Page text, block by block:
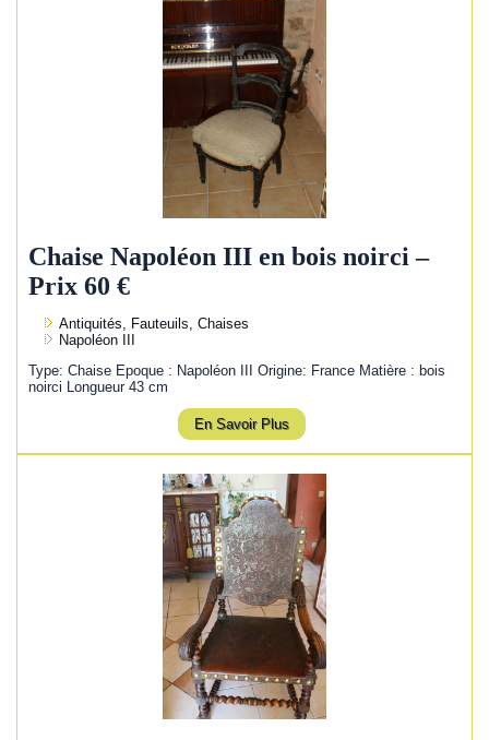
Chaise Napoléon III en bois noirci –
Prix 60 €
Antiquités, Fauteuils, Chaises
Napoléon III
Type: Chaise Epoque : Napoléon III Origine: France Matière : bois
noirci Longueur 43 cm
En Savoir Plus